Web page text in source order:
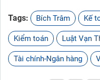
Tags: Bích Trâm Kế
Kiểm toán Luật Vạn
Tài chính-Ngân hàng